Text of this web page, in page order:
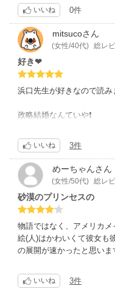
いいね 0件
mitsucoさん
(女性/40代) 総レ
好き❤
浜口先生が好きなので読み
政略結婚なんていや❗
そう思って家を飛び出し
傷。そんな彼を見て、ｷﾚｲ
絵がｷﾚｲだし、ｽﾄｰﾘｰもお
いいね 3件
めーちゃんさん
(女性/50代) 総レ
砂漠のプリンセスの
物語ではなく、アメリカメ
絵(人)はかわいくて彼女も
の展開が速かったと思いま
いいね 3件